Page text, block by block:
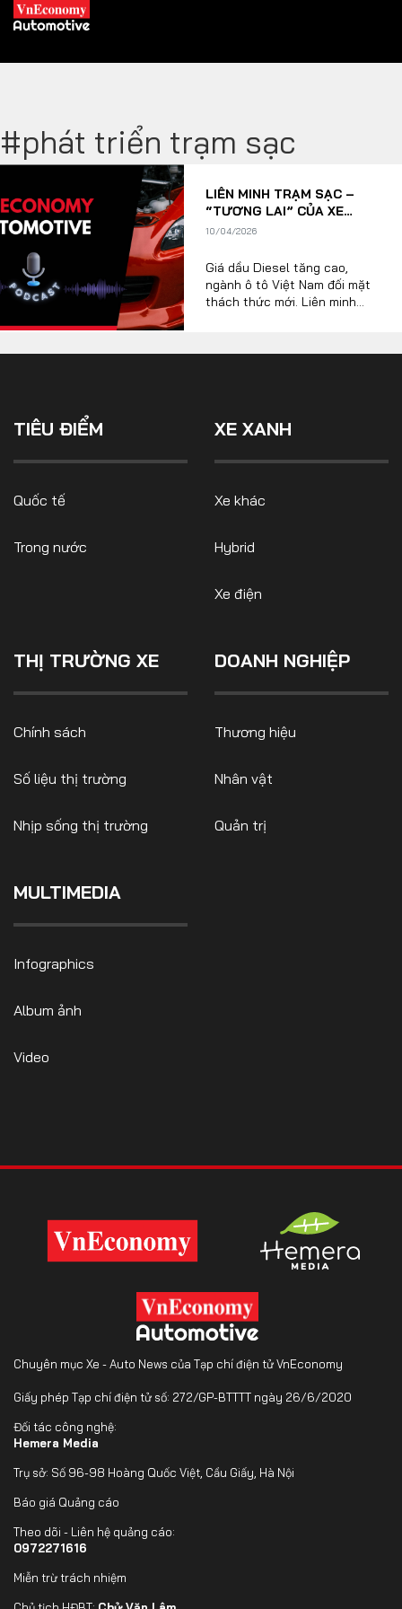
Trang chủ
Tiêu điểm
XE XANH
Xe khác
Hybrid
Xe điện
THỊ TRƯỜNG XE
Số liệu thị trường
MULTIMEDIA
Infographics
TRA CỨU XE
DÒNG XE
FOLLOW US
0972271616
#phát triển trạm sạc
LIÊN MINH TRẠM SẠC –
“TƯƠNG LAI” CỦA XE
NGOẠI TẠI THỊ TRƯỜNG
10/04/2026
Giá dầu Diesel tăng cao,
ngành ô tô Việt Nam đối mặt
thách thức mới. Liên minh
vấn đề cần giải quyết.
TIÊU ĐIỂM
Quốc tế
Trong nước
XE XANH
Xe khác
Hybrid
Xe điện
THỊ TRƯỜNG XE
Chính sách
Số liệu thị trường
Nhịp sống thị trường
DOANH NGHIỆP
Thương hiệu
Nhân vật
Quản trị
MULTIMEDIA
Infographics
Album ảnh
Video
Chuyên mục Xe - Auto News của Tạp chí điện tử VnEconomy
Giấy phép Tạp chí điện tử số: 272/GP-BTTTT ngày 26/6/2020
Đối tác công nghệ:
Hemera Media
Trụ sở: Số 96-98 Hoàng Quốc Việt, Cầu Giấy, Hà Nội
Báo giá Quảng cáo
Theo dõi - Liên hệ quảng cáo:
0972271616
Miễn trừ trách nhiệm